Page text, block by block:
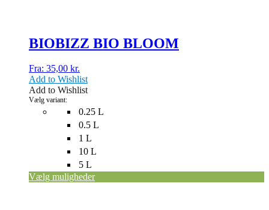
BIOBIZZ BIO BLOOM
Fra: 35,00 kr.
0.25 L
0.5 L
1 L
10 L
5 L
Vælg variant:
Vælg muligheder
Add to Wishlist
Add to Wishlist